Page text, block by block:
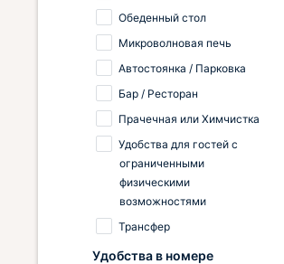
Обеденный стол
Микроволновая печь
Автостоянка / Парковка
Бар / Ресторан
Прачечная или Химчистка
Удобства для гостей с
ограниченными
физическими
возможностями
Трансфер
Удобства в номере